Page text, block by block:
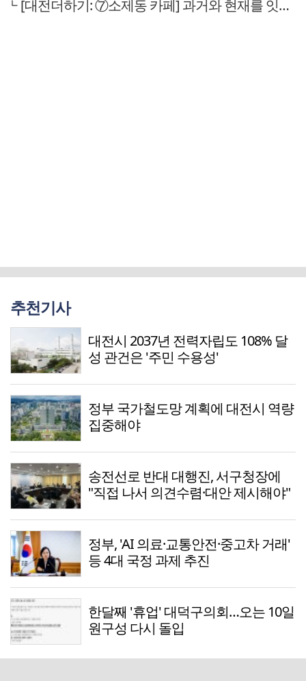
[대전더하기: ⑦소제동 카페] 과거와 현재를 잇는 핫플레이스
추천기사
대전시 2037년 전력자립도 108% 달
성 관건은 '주민 수용성'
정부 국가철도망 계획에 대전시 역량
집중해야
송전선로 반대 대행진, 서구청장에
"직접 나서 의견수렴·대안 제시해야"
정부, 'AI 의료·교통안전·중고차 거래'
등 4대 국정 과제 추진
한달째 '휴업' 대덕구의회…오는 10일
원구성 다시 돌입